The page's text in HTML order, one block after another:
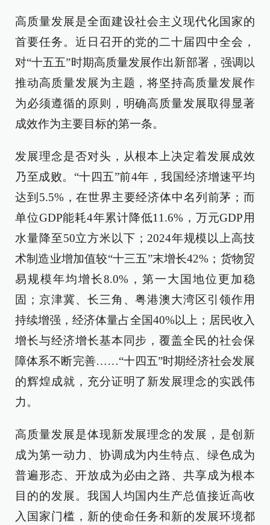
高质量发展是全面建设社会主义现代化国家的
首要任务。近日召开的党的二十届四中全会，
对“十五五”时期高质量发展作出新部署，强调以
推动高质量发展为主题，将坚持高质量发展作
为必须遵循的原则，明确高质量发展取得显著
成效作为主要目标的第一条。
发展理念是否对头，从根本上决定着发展成效
乃至成败。“十四五”前4年，我国经济增速平均
达到5.5%，在世界主要经济体中名列前茅；而
单位GDP能耗4年累计降低11.6%，万元GDP用
水量降至50立方米以下；2024年规模以上高技
术制造业增加值较“十三五”末增长42%；货物贸
易规模年均增长8.0%，第一大国地位更加稳
固；京津冀、长三角、粤港澳大湾区引领作用
持续增强，经济体量占全国40%以上；居民收入
增长与经济增长基本同步，覆盖全民的社会保
障体系不断完善……“十四五”时期经济社会发展
的辉煌成就，充分证明了新发展理念的实践伟
力。
高质量发展是体现新发展理念的发展，是创新
成为第一动力、协调成为内生特点、绿色成为
普遍形态、开放成为必由之路、共享成为根本
目的的发展。我国人均国内生产总值接近高收
入国家门槛，新的使命任务和新的发展环境都